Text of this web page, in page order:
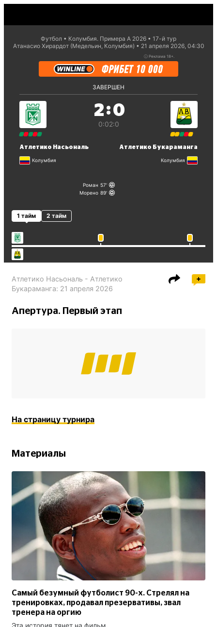
Футбол Колумбия. Примера А 2026
17-й тур
Атанасио Хирардот (Медельин, Колумбия)
21 апреля 2026, 04:30
ⓘ Реклама 18+.
ЗАВЕРШЕН
Атлетико Насьональ
Колумбия
2:0
0:02:0
Атлетико Букараманга
Колумбия
Роман 57
Морено 89
1 тайм 2 тайм
Атлетико Насьональ - Атлетико
Букараманга: 21 апреля 2026
Апертура. Первый этап
На страницу турнира
Материалы
Самый безумный футболист 90-х. Стрелял на
тренировках, продавал презервативы, звал
тренера на оргию